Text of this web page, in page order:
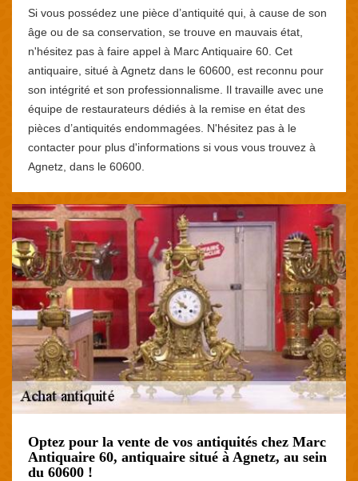
Si vous possédez une pièce d’antiquité qui, à cause de son
âge ou de sa conservation, se trouve en mauvais état,
n'hésitez pas à faire appel à Marc Antiquaire 60. Cet
antiquaire, situé à Agnetz dans le 60600, est reconnu pour
son intégrité et son professionnalisme. Il travaille avec une
équipe de restaurateurs dédiés à la remise en état des
pièces d’antiquités endommagées. N'hésitez pas à le
contacter pour plus d'informations si vous vous trouvez à
Agnetz, dans le 60600.
Optez pour la vente de vos antiquités chez Marc
Antiquaire 60, antiquaire situé à Agnetz, au sein
du 60600 !